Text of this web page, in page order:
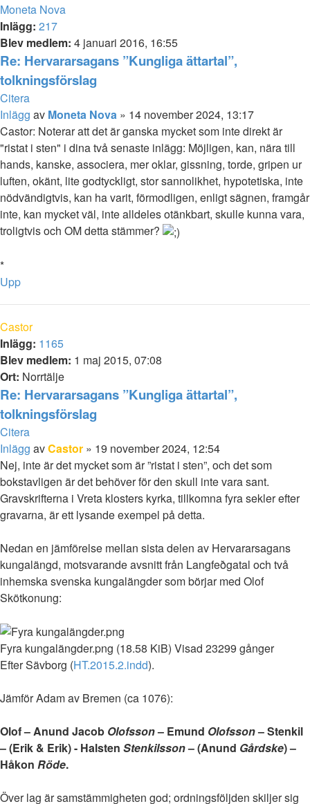
Moneta Nova
Inlägg: 217
Blev medlem: 4 januari 2016, 16:55
Re: Hervararsagans ”Kungliga ättartal”,
tolkningsförslag
Citera
Inlägg av Moneta Nova » 14 november 2024, 13:17
Castor: Noterar att det är ganska mycket som inte direkt är
"ristat i sten" i dina två senaste inlägg: Möjligen, kan, nära till
hands, kanske, associera, mer oklar, gissning, torde, gripen ur
luften, okänt, lite godtyckligt, stor sannolikhet, hypotetiska, inte
nödvändigtvis, kan ha varit, förmodligen, enligt sägnen, framgår
inte, kan mycket väl, inte alldeles otänkbart, skulle kunna vara,
troligtvis och OM detta stämmer?
*
Upp
Castor
Inlägg: 1165
Blev medlem: 1 maj 2015, 07:08
Ort: Norrtälje
Re: Hervararsagans ”Kungliga ättartal”,
tolkningsförslag
Citera
Inlägg avCastor » 19 november 2024, 12:54
Nej, inte är det mycket som är ”ristat i sten”, och det som
bokstavligen är det behöver för den skull inte vara sant.
Gravskrifterna i Vreta klosters kyrka, tillkomna fyra sekler efter
gravarna, är ett lysande exempel på detta.
Nedan en jämförelse mellan sista delen av Hervararsagans
kungalängd, motsvarande avsnitt från Langfeðgatal och två
inhemska svenska kungalängder som börjar med Olof
Skötkonung:
Fyra kungalängder.png (18.58 KiB) Visad 23299 gånger
Efter Sävborg (HT.2015.2.indd).
Jämför Adam av Bremen (ca 1076):
Olof – Anund Jacob Olofsson– Emund Olofsson– Stenkil
– (Erik & Erik) - Halsten Stenkilsson– (Anund Gårdske) –
Håkon Röde.
Över lag är samstämmigheten god; ordningsföljden skiljer sig